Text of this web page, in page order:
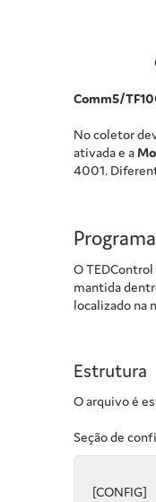
Comm5/
No coletor
ativada e a
4001.
O
mantida
localizado na
Estrutura
O arquivo é
Seção de
[CONFIG]